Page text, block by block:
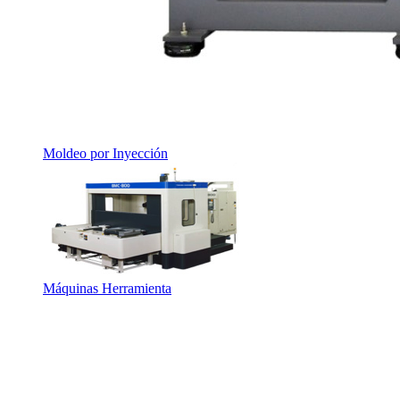
Moldeo por Inyección
Máquinas Herramienta